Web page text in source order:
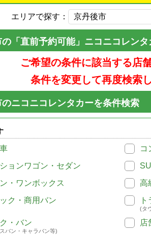
エリアで探す：
「直前予約可能」ニコニコレン
ご希望の条件に該当する店
条件を変更して再度検索
ニコニコレンタカーを条件検索
コ
ョンワゴン・セダン
・ワンボックス
高
ク・商用バン
(タ
・バン
バン・キャラバン等)
店